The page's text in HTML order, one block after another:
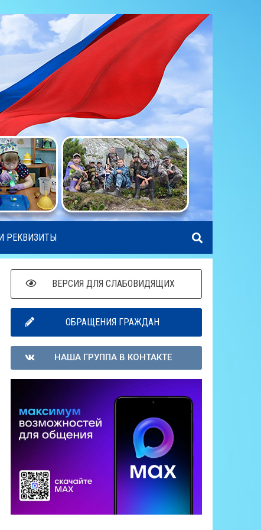
РЕКВИЗИТЫ
ВЕРСИЯ ДЛЯ СЛАБОВИДЯЩИХ
ОБРАЩЕНИЯ ГРАЖДАН
НАША ГРУППА В КОНТАКТЕ